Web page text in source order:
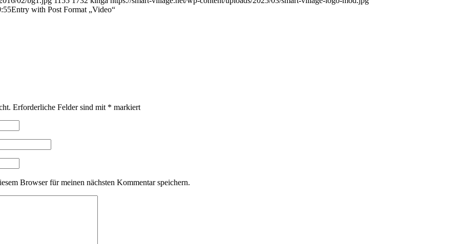
Entry with Post Format „Video“
Erforderliche Felder sind mit * markiert
Browser für meinen nächsten Kommentar speichern.